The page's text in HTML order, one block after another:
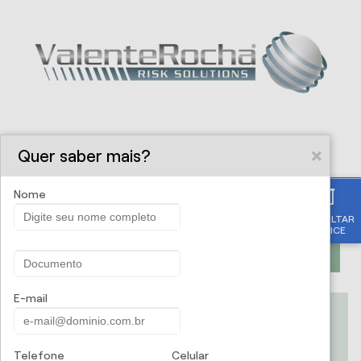
CONSULTAR
APÓLICE
.:ValenteRocha | Risk Solutions:. -
Quer saber mais?
Nome
E-mail
Telefone Celular